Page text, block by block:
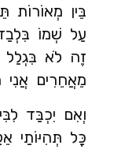
בֵּין מְאוֹרוֹת
עַל שְׁמוֹ
זֶה לֹא בִּגְלַל
מֵאֲחֵרִים
וְאִם יִכְבַּד
כָּל תְּהִיּוֹתַי